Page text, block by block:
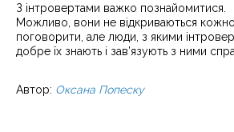
З інтровертами важко познайомитися.
Можливо, вони не відкриваються
поговорити, але люди, з якими
добре їх знають і зав’язують з ними
Автор: Оксана Попеску